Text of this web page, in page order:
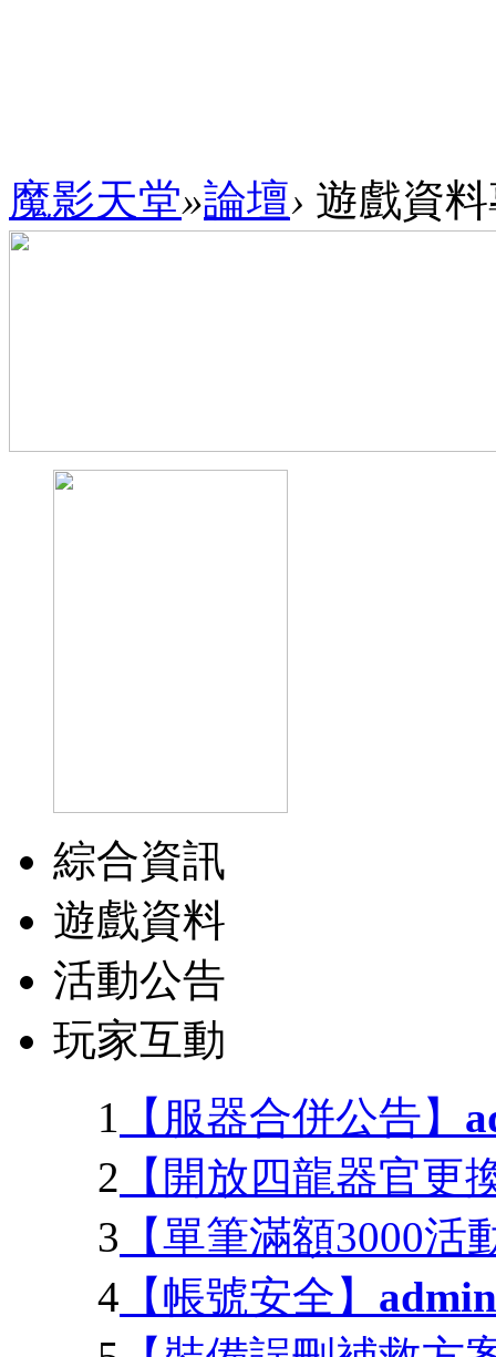
魔影天堂»論壇› 遊戲資
綜合資訊
遊戲資料
活動公告
玩家互動
1 【服器合併公告】
2 【開放四龍器官更
3 【單筆滿額3000活
4 【帳號安全】 admin